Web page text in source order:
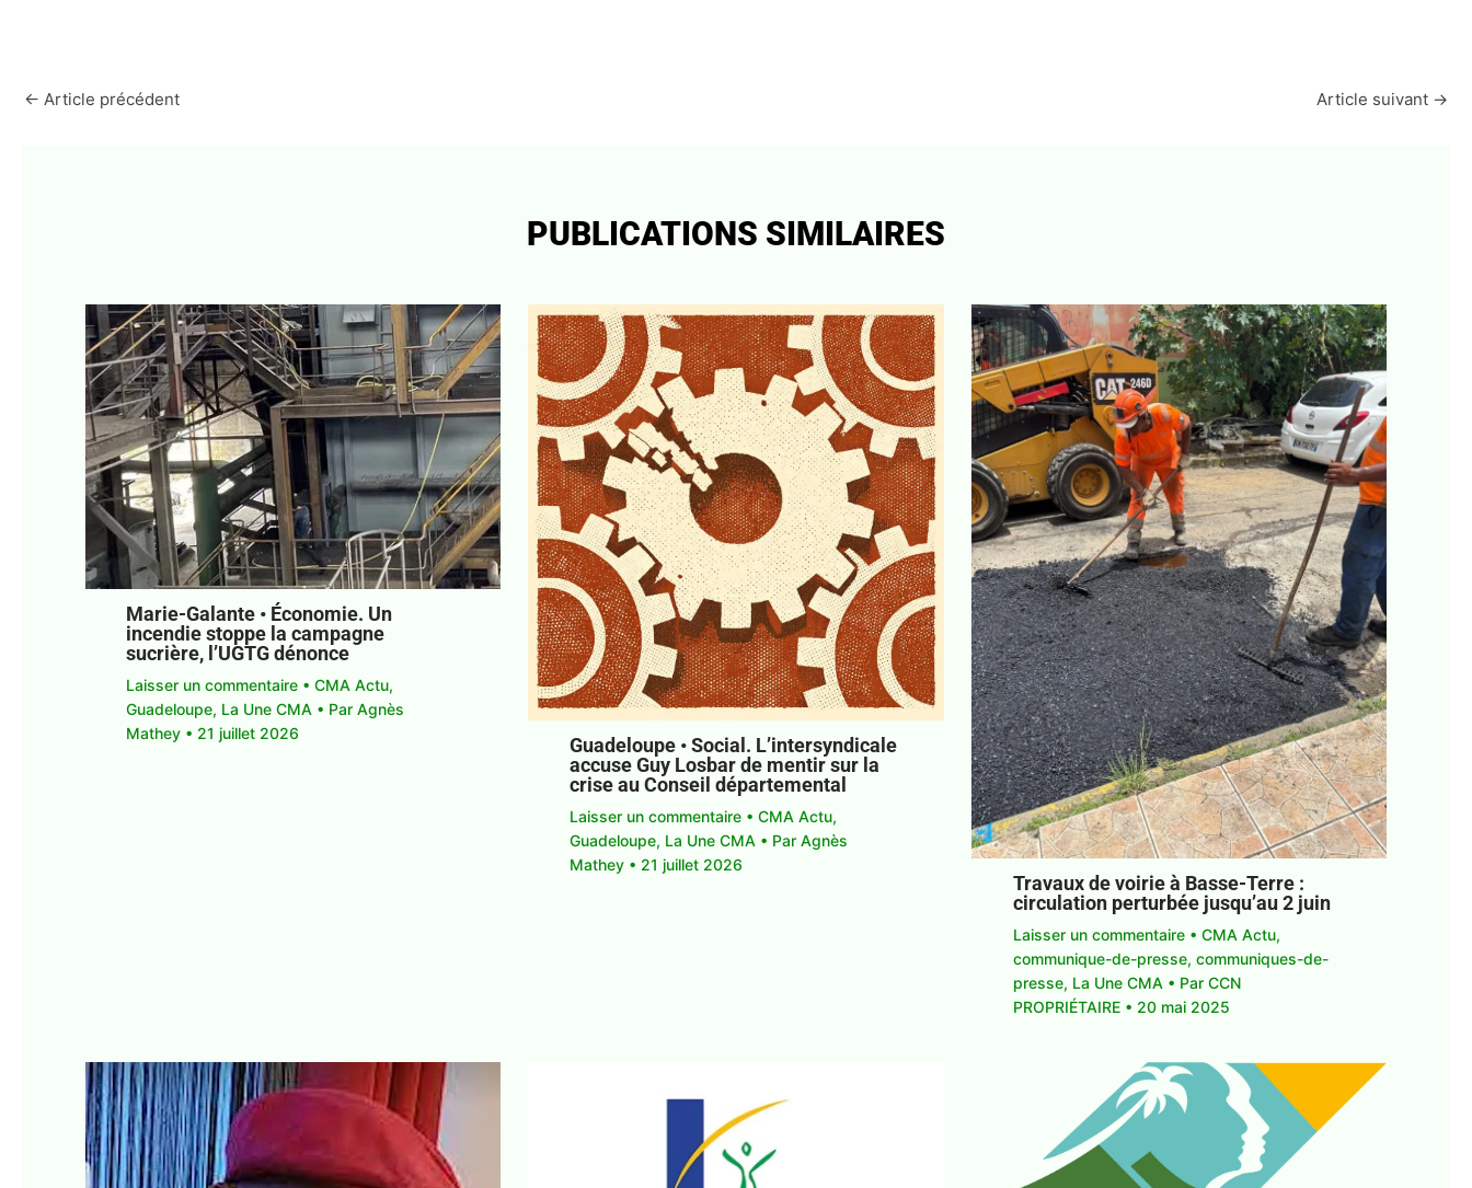
← Article précédent Article suivant →
PUBLICATIONS SIMILAIRES
Marie-Galante • Économie. Un
incendie stoppe la campagne
sucrière, l’UGTG dénonce
Laisser un commentaire •CMA Actu,
Guadeloupe, La Une CMA • ParAgnès
Mathey • 21 juillet 2026
Guadeloupe • Social. L’intersyndicale
accuse Guy Losbar de mentir sur la
crise au Conseil départemental
Laisser un commentaire •CMA Actu,
Guadeloupe, La Une CMA • ParAgnès
Mathey • 21 juillet 2026
Travaux de voirie à Basse-Terre :
circulation perturbée jusqu’au 2 juin
Laisser un commentaire • CMA Actu,
communique-de-presse, communiques-de-
presse, La Une CMA • Par CCN
PROPRIÉTAIRE • 20 mai 2025